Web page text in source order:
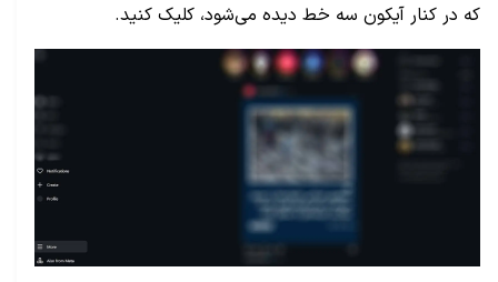
که در کنار آیکون سه خط دیده می‌شود، کلیک کنید.